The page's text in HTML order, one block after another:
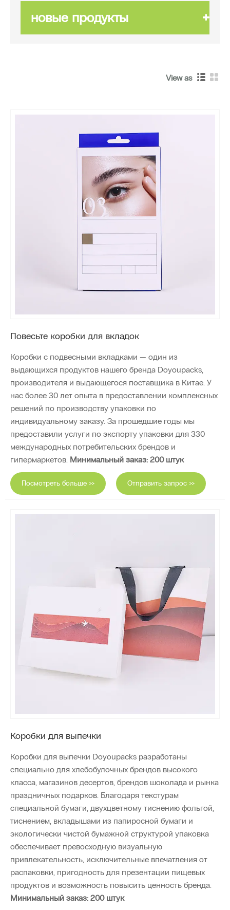
новые продукты
View as
Повесьте коробки для вкладок
Коробки с подвесными вкладками — один из
выдающихся продуктов нашего бренда Doyoupacks,
производителя и выдающегося поставщика в Китае. У
нас более 30 лет опыта в предоставлении комплексных
решений по производству упаковки по
индивидуальному заказу. За прошедшие годы мы
предоставили услуги по экспорту упаковки для 330
международных потребительских брендов и
гипермаркетов. Минимальный заказ: 200 штук
Посмотреть больше >> Отправить запрос >>
Коробки для выпечки
Коробки для выпечки Doyoupacks разработаны
специально для хлебобулочных брендов высокого
класса, магазинов десертов, брендов шоколада и рынка
праздничных подарков. Благодаря текстурам
специальной бумаги, двухцветному тиснению фольгой,
тиснением, вкладышами из папиросной бумаги и
экологически чистой бумажной структурой упаковка
обеспечивает превосходную визуальную
привлекательность, исключительные впечатления от
распаковки, пригодность для презентации пищевых
продуктов и возможность повысить ценность бренда.
Минимальный заказ: 200 штук